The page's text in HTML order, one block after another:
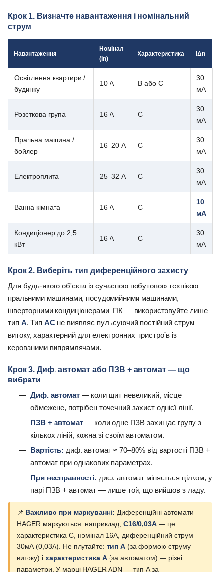
Крок 1. Визначте навантаження і номінальний
струм
Навантаження
Номінал
(In)
Характеристика IΔn
Освітлення квартири /
будинку
10 А B або C
30
мА
Розеткова група 16 А C
30
мА
Пральна машина /
бойлер
16–20 А C
30
мА
Електроплита 25–32 А C
30
мА
Ванна кімната 16 А C
10
мА
Кондиціонер до 2,5
кВт
16 А C
30
мА
Крок 2. Виберіть тип диференційного захисту
Для будь-якого об'єкта із сучасною побутовою технікою —
пральними машинами, посудомийними машинами,
інверторними кондиціонерами, ПК — використовуйте лише
тип A. Тип AC не виявляє пульсуючий постійний струм
витоку, характерний для електронних пристроїв із
керованими випрямлячами.
Крок 3. Диф. автомат або ПЗВ + автомат — що
вибрати
Диф. автомат — коли щит невеликий, місце
обмежене, потрібен точечний захист однієї лінії.
ПЗВ + автомат — коли одне ПЗВ захищає групу з
кількох ліній, кожна зі своїм автоматом.
Вартість: диф. автомат ≈ 70–80% від вартості ПЗВ +
автомат при однакових параметрах.
При несправності: диф. автомат міняється цілком; у
парі ПЗВ + автомат — лише той, що вийшов з ладу.
📌 Важливо при маркуванні: Диференційні автомати
HAGER маркуються, наприклад, C16/0,03A — це
характеристика C, номінал 16А, диференційний струм
30мА (0,03А). Не плутайте: тип A (за формою струму
витоку) і характеристика A (за автоматом) — різні
параметри. У марці HAGER ADN — тип A за